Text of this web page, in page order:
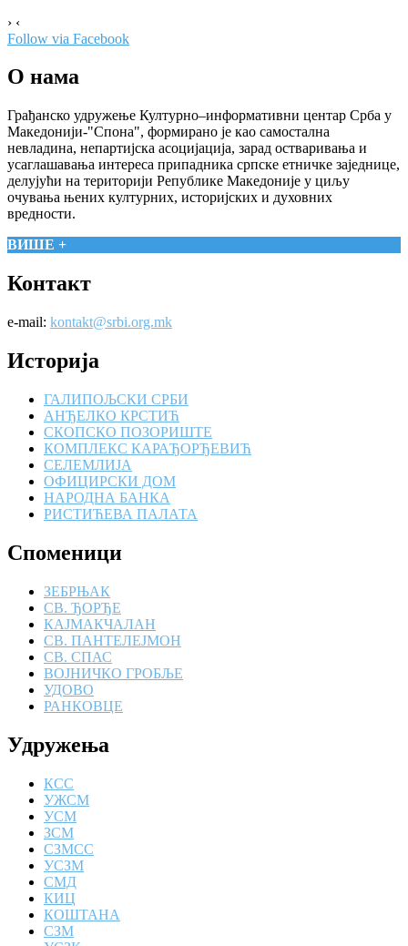
› ‹
Follow via Facebook
О нама
Грађанско удружење Културно–информативни центар Срба у
Македонији-"Спона", формирано је као самостална
невладина, непартијска асоцијација, зарад остваривања и
усаглашавања интереса припадника српске етничке заједнице,
делујући на територији Републике Македоније у циљу
очувања њених културних, историјских и духовних
вредности.
ВИШЕ +
Контакт
e-mail: kontakt@srbi.org.mk
Историја
ГАЛИПОЉСКИ СРБИ
АНЂЕЛКО КРСТИЋ
СКОПСКО ПОЗОРИШТЕ
КОМПЛЕКС КАРАЂОРЂЕВИЋ
СЕЛЕМЛИЈА
ОФИЦИРСКИ ДОМ
НАРОДНА БАНКА
РИСТИЋЕВА ПАЛАТА
Споменици
ЗЕБРЊАК
СВ. ЂОРЂЕ
КАЈМАКЧАЛАН
СВ. ПАНТЕЛЕЈМОН
СВ. СПАС
ВОЈНИЧКО ГРОБЉЕ
УДОВО
РАНКОВЦЕ
Удружења
КСС
УЖСМ
УСМ
ЗСМ
СЗМСС
УСЗМ
СМД
КИЦ
КОШТАНА
СЗМ